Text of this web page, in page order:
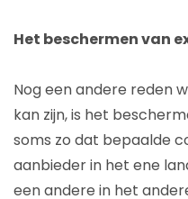
Het beschermen van
Nog een andere reden
kan zijn, is het
soms zo dat bepaalde
aanbieder in het ene
een andere in het